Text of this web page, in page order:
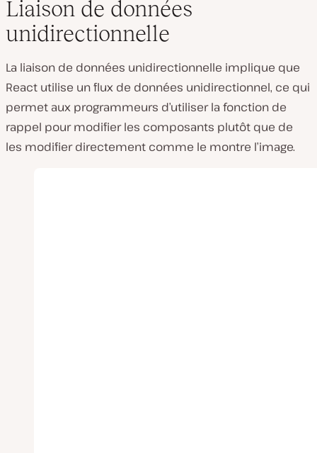
Liaison de données
unidirectionnelle
La liaison de données unidirectionnelle implique que
React utilise un flux de données unidirectionnel, ce qui
permet aux programmeurs d’utiliser la fonction de
rappel pour modifier les composants plutôt que de
les modifier directement comme le montre l’image.